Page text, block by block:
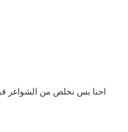
احنا بس نخلص من الشواغر